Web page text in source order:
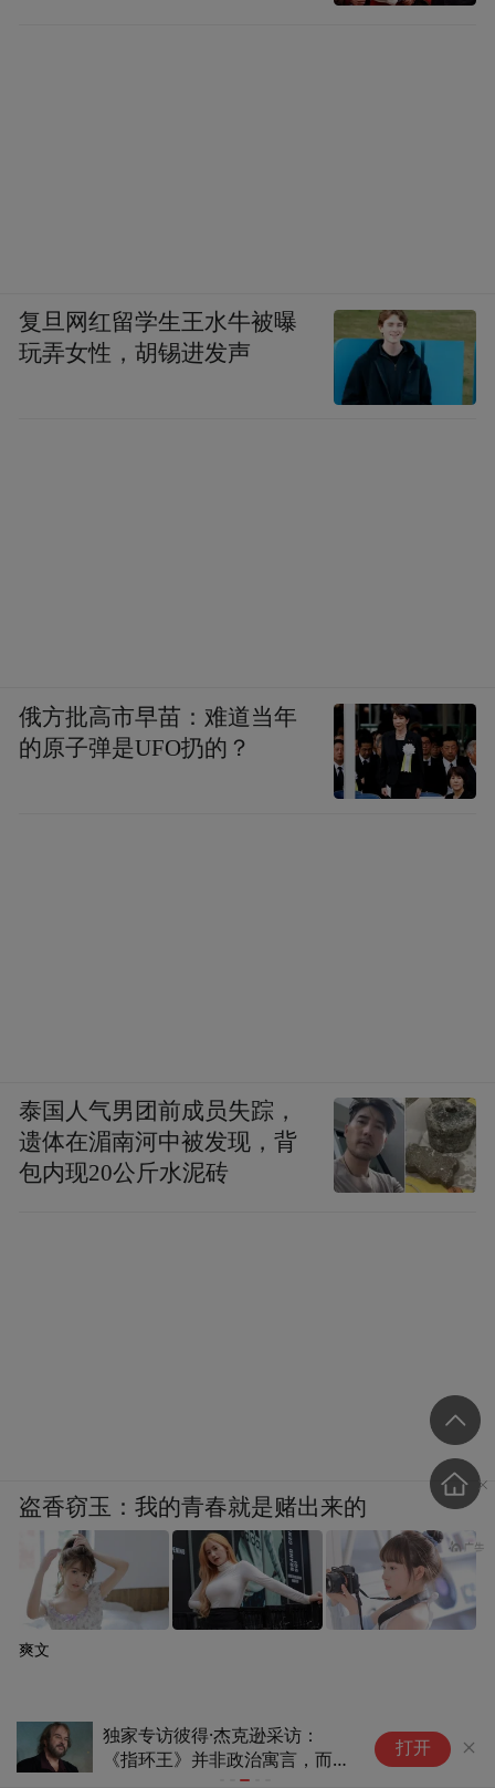
独家专访彼得·杰克逊采访：
《指环王》并非政治寓言，而是
托尔金的乡村挽歌
打开
复旦网红留学生王水牛被曝
玩弄女性，胡锡进发声
俄方批高市早苗：难道当年
的原子弹是UFO扔的？
泰国人气男团前成员失踪，
遗体在湄南河中被发现，背
包内现20公斤水泥砖
盗香窃玉：我的青春就是赌出来的
爽文